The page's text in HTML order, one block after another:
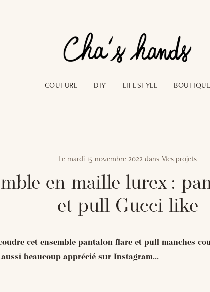
COUTURE DIY LIFESTYLE BOUTIQUE
Le mardi 15 novembre 2022 dans Mes projets
en maille lurex :
et pull Gucci like
cet ensemble pantalon flare et pull manches
aussi beaucoup apprécié sur Instagram...